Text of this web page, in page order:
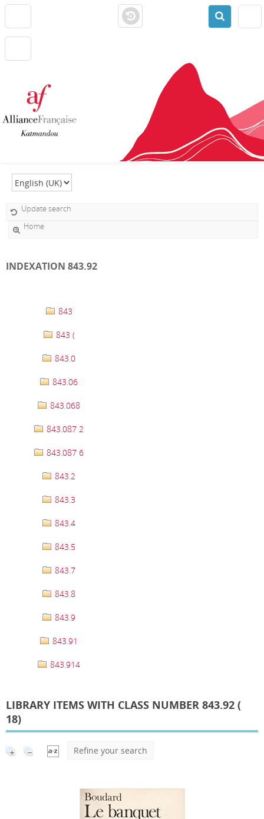
Select language
Update search
Home
INDEXATION 843.92
843
843 (
843.0
843.06
843.068
843.087 2
843.087 6
843.2
843.3
843.4
843.5
843.7
843.8
843.9
843.91
843.914
LIBRARY ITEMS WITH CLASS NUMBER 843.92 (
18)
Refine your search